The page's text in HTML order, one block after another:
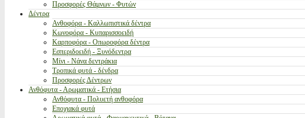
Προσφορές Θάμνων - Φυτών
Δέντρα
Ανθοφόρα - Καλλωπιστικά δέντρα
Κωνοφόρα - Κυπαρισσοειδή
Καρποφόρα - Οπωροφόρα δέντρα
Εσπεριδοειδή - Ξυνόδεντρα
Μίνι - Νάνα δεντράκια
Τροπικά φυτά - δένδρα
Προσφορές Δέντρων
Ανθόφυτα - Αρωματικά - Ετήσια
Ανθόφυτα - Πολυετή ανθοφόρα
Εποχιακά φυτά